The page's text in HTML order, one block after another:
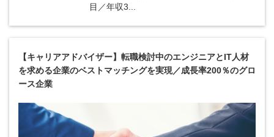
目／年収3...
【キャリアアドバイザー】転職検討中のエンジニアとIT人材
を求める企業のベストマッチングを実現／成長率200％のグロ
ース企業